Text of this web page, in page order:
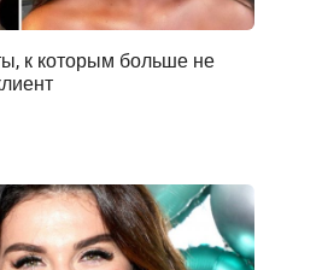
к которым больше не